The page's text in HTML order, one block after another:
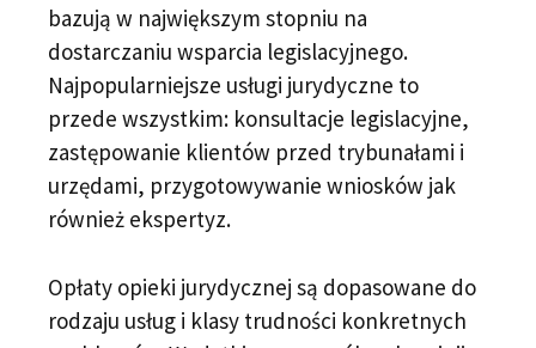
bazują w największym stopniu na
dostarczaniu wsparcia legislacyjnego.
Najpopularniejsze usługi jurydyczne to
przede wszystkim: konsultacje legislacyjne,
zastępowanie klientów przed trybunałami i
urzędami, przygotowywanie wniosków jak
również ekspertyz.
Opłaty opieki jurydycznej są dopasowane do
rodzaju usług i klasy trudności konkretnych